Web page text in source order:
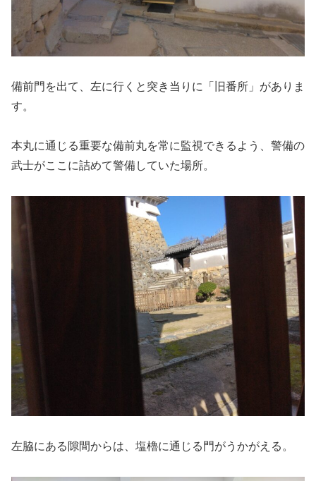
備前門を出て、左に行くと突き当りに「旧番所」がありま
す。
本丸に通じる重要な備前丸を常に監視できるよう、警備の
武士がここに詰めて警備していた場所。
左脇にある隙間からは、塩櫓に通じる門がうかがえる。